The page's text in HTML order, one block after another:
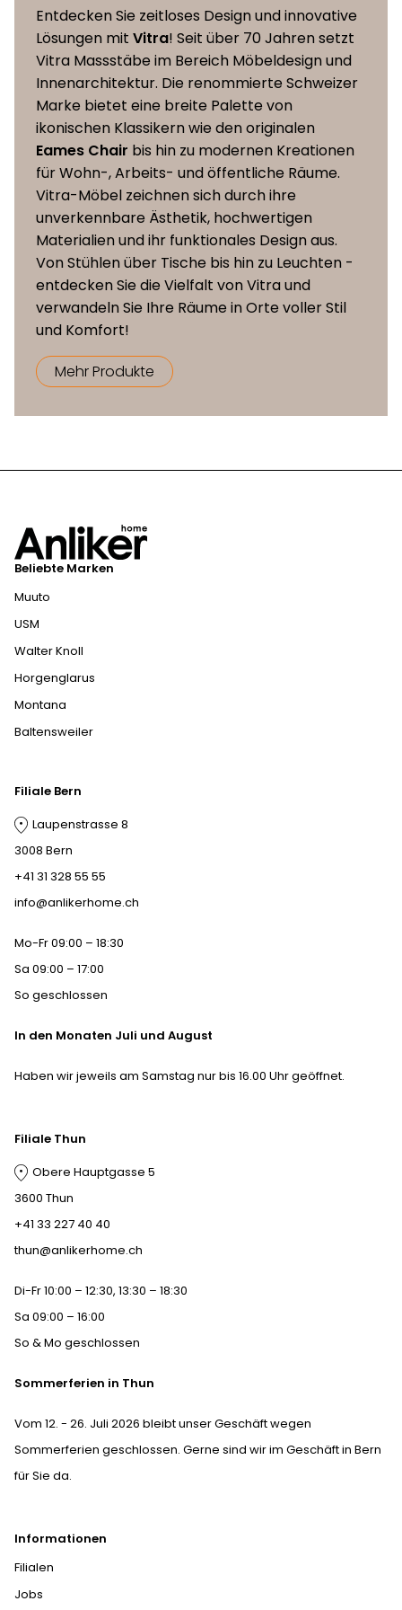
Masse (L
x B x H)
75 x 33 x 40 cm
Entdecken Sie zeitloses Design und innovative
Lösungen mit Vitra! Seit über 70 Jahren setzt
Vitra Massstäbe im Bereich Möbeldesign und
Innenarchitektur. Die renommierte Schweizer
Marke bietet eine breite Palette von
ikonischen Klassikern wie den originalen
Eames Chair bis hin zu modernen Kreationen
für Wohn-, Arbeits- und öffentliche Räume.
Vitra-Möbel zeichnen sich durch ihre
unverkennbare Ästhetik, hochwertigen
Materialien und ihr funktionales Design aus.
Von Stühlen über Tische bis hin zu Leuchten -
entdecken Sie die Vielfalt von Vitra und
verwandeln Sie Ihre Räume in Orte voller Stil
und Komfort!
Mehr Produkte
Beliebte Marken
Muuto
USM
Walter Knoll
Horgenglarus
Montana
Baltensweiler
Informationen
Filialen
Jobs
Filiale Bern
Laupenstrasse 8
3008 Bern
+41 31 328 55 55
info@anlikerhome.ch
Mo-Fr 09:00 – 18:30
Sa 09:00 – 17:00
So geschlossen
In den Monaten Juli und August
Haben wir jeweils am Samstag nur bis 16.00 Uhr geöffnet.
Filiale Thun
Obere Hauptgasse 5
3600 Thun
+41 33 227 40 40
thun@anlikerhome.ch
Di-Fr 10:00 – 12:30, 13:30 – 18:30
Sa 09:00 – 16:00
So & Mo geschlossen
Sommerferien in Thun
Vom 12. - 26. Juli 2026 bleibt unser Geschäft wegen
Sommerferien geschlossen. Gerne sind wir im Geschäft in Bern
für Sie da.